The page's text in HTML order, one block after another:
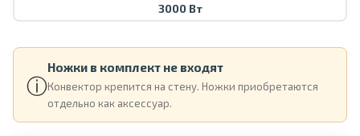
3000 Вт
ⓘ
Ножки в комплект не входят
Конвектор крепится на стену. Ножки приобретаются
отдельно как аксессуар.